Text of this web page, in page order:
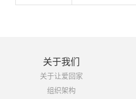
关于我们
关于让爱回家
组织架构